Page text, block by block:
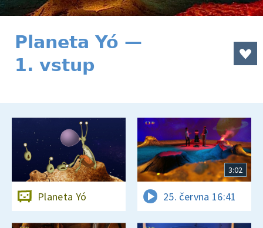
Planeta Yó —
1. vstup
Planeta Yó
3:02
25. června 16:41